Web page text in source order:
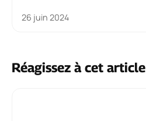
26 juin 2024
Réagissez à cet article